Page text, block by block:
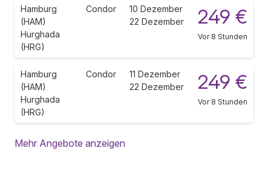
Hamburg
(HAM)
Hurghada
(HRG)
Condor
10 Dezember
22 Dezember
249 €
Vor 8 Stunden
Hamburg
(HAM)
Hurghada
(HRG)
Condor
11 Dezember
22 Dezember
249 €
Vor 8 Stunden
Mehr Angebote anzeigen